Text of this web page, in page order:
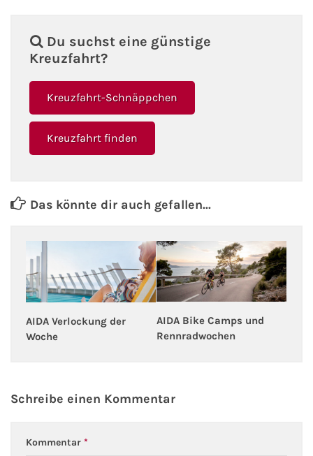
Fähren
Color Line
Scandlines
Stena Line
Fähre nach Dänemark
Fähre nach Schweden
Du suchst eine günstige
Kreuzfahrt?
Kreuzfahrt-Schnäppchen
Kreuzfahrt finden
Das könnte dir auch gefallen...
AIDA Verlockung der
Woche
AIDA Bike Camps und
Rennradwochen
Schreibe einen Kommentar
Kommentar *